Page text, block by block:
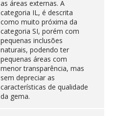
as áreas externas. A
categoria IL, é descrita
como muito próxima da
categoria SI, porém com
pequenas inclusões
naturais, podendo ter
pequenas áreas com
menor transparência, mas
sem depreciar as
características de qualidade
da gema.